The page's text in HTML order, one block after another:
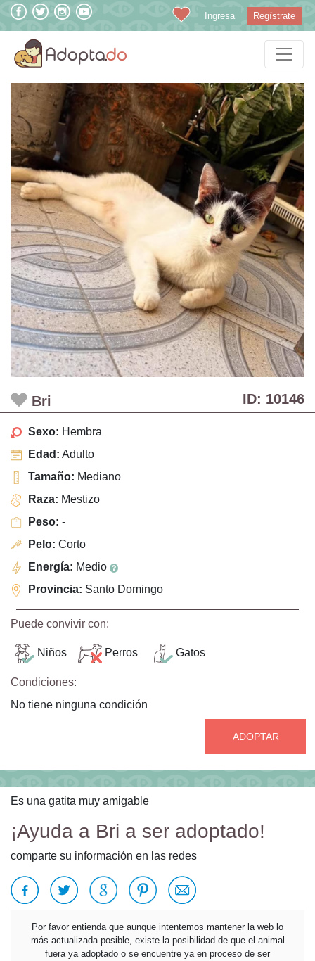
Ingresa Regístrate
Bri ID: 10146
Sexo: Hembra
Edad: Adulto
Tamaño: Mediano
Raza: Mestizo
Peso: -
Pelo: Corto
Energía: Medio
Provincia: Santo Domingo
Puede convivir con:
Niños Perros Gatos
Condiciones:
No tiene ninguna condición
ADOPTAR
Es una gatita muy amigable
¡Ayuda a Bri a ser adoptado!
comparte su información en las redes
Por favor entienda que aunque intentemos mantener la web lo
más actualizada posible, existe la posibilidad de que el animal
fuera ya adoptado o se encuentre ya en proceso de ser